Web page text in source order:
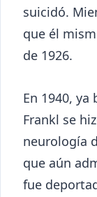
suicidó.
que él
de 1926.
En 1940,
Frankl se
neurología
que aún
fue